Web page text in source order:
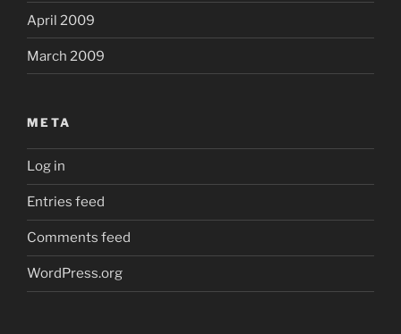
April 2009
March 2009
META
Log in
Entries feed
Comments feed
WordPress.org